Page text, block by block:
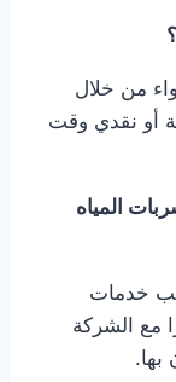
من خلال
أو نقدي وقت
المياه
خدمات
مع الشركة
بها.